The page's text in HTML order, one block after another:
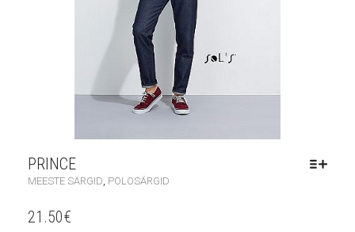
PRINCE
MEESTE SÄRGID POLOSÄRGID
21.50€